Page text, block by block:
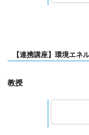
【連携講座】環境エネ
教授